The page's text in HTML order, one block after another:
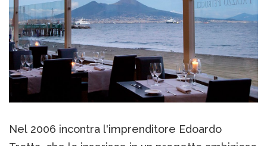
Nel 2006 incontra l'imprenditore Edoardo